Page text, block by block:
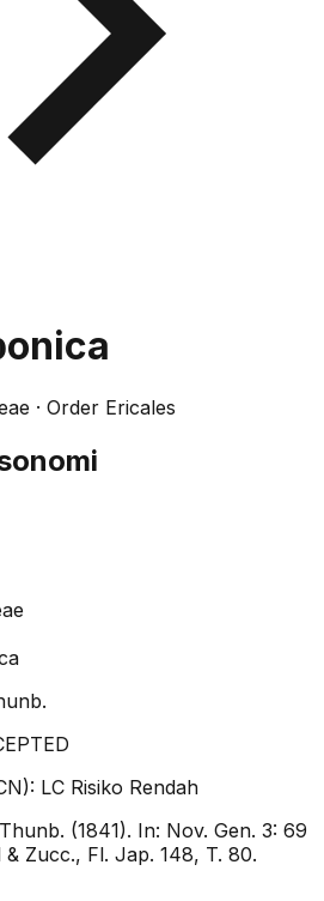
· Order Ericales
LC Risiko Rendah
Thunb. (1841). In: Nov. Gen. 3: 69
& Zucc., Fl. Jap. 148, T. 80.